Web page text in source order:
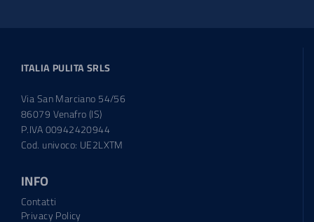
ITALIA PULITA SRLS
Via San Marciano 54/56
86079 Venafro (IS)
P.IVA 00942420944
Cod. univoco: UE2LXTM
INFO
Contatti
Privacy Policy